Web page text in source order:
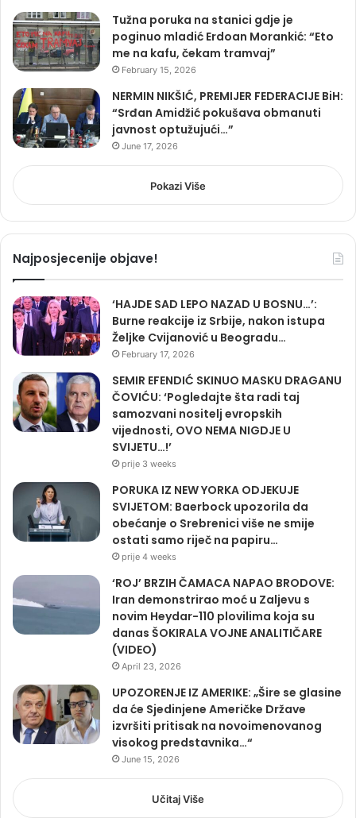
Tužna poruka na stanici gdje je
poginuo mladić Erdoan Morankić: “Eto
me na kafu, čekam tramvaj”
February 15, 2026
NERMIN NIKŠIĆ, PREMIJER FEDERACIJE BiH:
“Srđan Amidžić pokušava obmanuti
javnost optužujući…”
June 17, 2026
Pokazi Više
Najposjecenije objave!
‘HAJDE SAD LEPO NAZAD U BOSNU…’:
Burne reakcije iz Srbije, nakon istupa
Željke Cvijanović u Beogradu…
February 17, 2026
SEMIR EFENDIĆ SKINUO MASKU DRAGANU
ČOVIĆU: ‘Pogledajte šta radi taj
samozvani nositelj evropskih
vijednosti, OVO NEMA NIGDJE U
SVIJETU…!’
prije 3 weeks
PORUKA IZ NEW YORKA ODJEKUJE
SVIJETOM: Baerbock upozorila da
obećanje o Srebrenici više ne smije
ostati samo riječ na papiru…
prije 4 weeks
‘ROJ’ BRZIH ČAMACA NAPAO BRODOVE:
Iran demonstrirao moć u Zaljevu s
novim Heydar-110 plovilima koja su
danas ŠOKIRALA VOJNE ANALITIČARE
(VIDEO)
April 23, 2026
UPOZORENJE IZ AMERIKE: „Šire se glasine
da će Sjedinjene Američke Države
izvršiti pritisak na novoimenovanog
visokog predstavnika…“
June 15, 2026
Učitaj Više